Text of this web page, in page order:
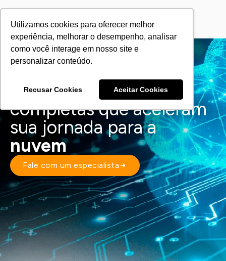
Utilizamos cookies para oferecer melhor
experiência, melhorar o desempenho, analisar
como você interage em nosso site e
personalizar conteúdo.
Recusar Cookies Aceitar Cookies
Da
operação,
soluções
completas que aceleram
sua jornada para a
nuvem
Fale com um especialista